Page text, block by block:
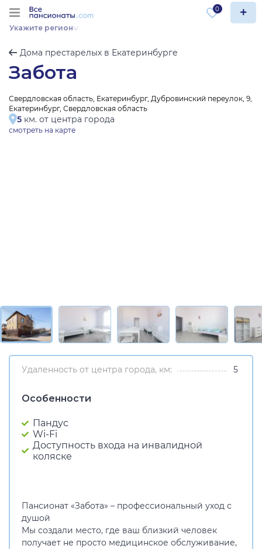
Укажите регион
0
Дома престарелых в Екатеринбурге
Забота
Свердловская область, Екатеринбург, Дубровинский переулок, 9,
Екатеринбург, Свердловская область
5 км. от центра города
смотреть на карте
Удаленность от центра города, км: 5
Особенности
Пандус
Wi-Fi
Доступность входа на инвалидной
коляске
Пансионат «Забота» – профессиональный уход с
душой
Мы создали место, где ваш близкий человек
получает не просто медицинское обслуживание,